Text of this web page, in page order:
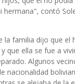
hermana", contó
la familia dijo que el
que ella se fue a
Algunos
nacionalidad